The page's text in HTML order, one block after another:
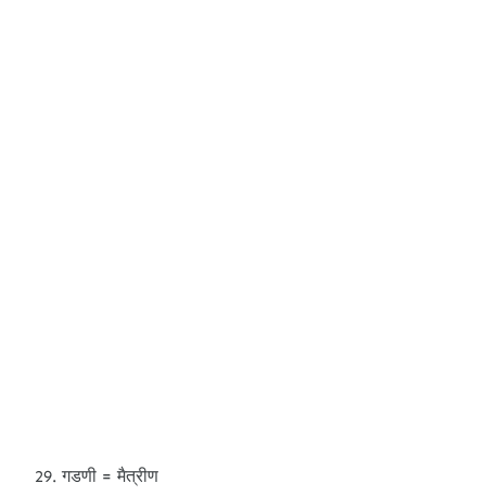
गडणी = मैत्रीण